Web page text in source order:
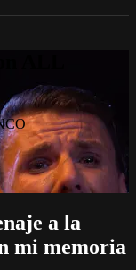
a la
mi memoria